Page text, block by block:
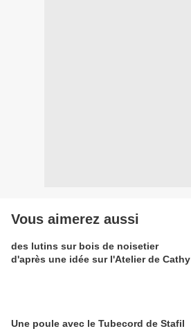
Vous aimerez aussi
des lutins sur bois de noisetier
d'après une idée sur l'Atelier de Cathy
Une poule avec le Tubecord de Stafil